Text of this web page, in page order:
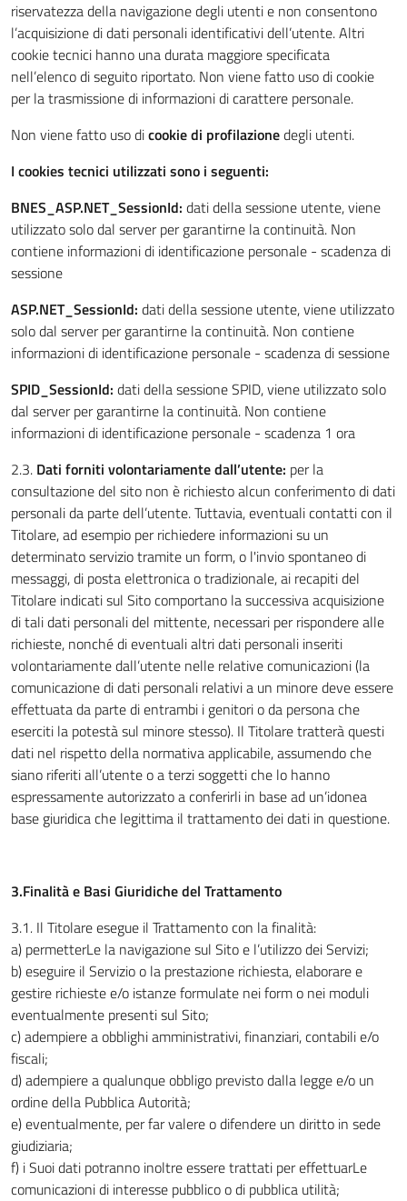
riservatezza della navigazione degli utenti e non consentono
l’acquisizione di dati personali identificativi dell’utente. Altri
cookie tecnici hanno una durata maggiore specificata
nell’elenco di seguito riportato. Non viene fatto uso di cookie
per la trasmissione di informazioni di carattere personale.
Non viene fatto uso dicookie di profilazionedegli utenti.
I cookies tecnici utilizzati sono i seguenti:
BNES_ASP.NET_SessionId: dati della sessione utente, viene
utilizzato solo dal server per garantirne la continuità. Non
contiene informazioni di identificazione personale - scadenza di
sessione
ASP.NET_SessionId: dati della sessione utente, viene utilizzato
solo dal server per garantirne la continuità. Non contiene
informazioni di identificazione personale - scadenza di sessione
SPID_SessionId: dati della sessione SPID, viene utilizzato solo
dal server per garantirne la continuità. Non contiene
informazioni di identificazione personale - scadenza 1 ora
2.3. Dati forniti volontariamente dall’utente: per la
consultazione del sito non è richiesto alcun conferimento di dati
personali da parte dell’utente. Tuttavia, eventuali contatti con il
Titolare, ad esempio per richiedere informazioni su un
determinato servizio tramite un form, o l'invio spontaneo di
messaggi, di posta elettronica o tradizionale, ai recapiti del
Titolare indicati sul Sito comportano la successiva acquisizione
di tali dati personali del mittente, necessari per rispondere alle
richieste, nonché di eventuali altri dati personali inseriti
volontariamente dall’utente nelle relative comunicazioni (la
comunicazione di dati personali relativi a un minore deve essere
effettuata da parte di entrambi i genitori o da persona che
eserciti la potestà sul minore stesso). Il Titolare tratterà questi
dati nel rispetto della normativa applicabile, assumendo che
siano riferiti all’utente o a terzi soggetti che lo hanno
espressamente autorizzato a conferirli in base ad un’idonea
base giuridica che legittima il trattamento dei dati in questione.
3.Finalità e Basi Giuridiche del Trattamento
3.1. Il Titolare esegue il Trattamento con la finalità:
a) permetterLe la navigazione sul Sito e l’utilizzo dei Servizi;
b) eseguire il Servizio o la prestazione richiesta, elaborare e
gestire richieste e/o istanze formulate nei form o nei moduli
eventualmente presenti sul Sito;
c) adempiere a obblighi amministrativi, finanziari, contabili e/o
fiscali;
d) adempiere a qualunque obbligo previsto dalla legge e/o un
ordine della Pubblica Autorità;
e) eventualmente, per far valere o difendere un diritto in sede
giudiziaria;
f) i Suoi dati potranno inoltre essere trattati per effettuarLe
comunicazioni di interesse pubblico o di pubblica utilità;